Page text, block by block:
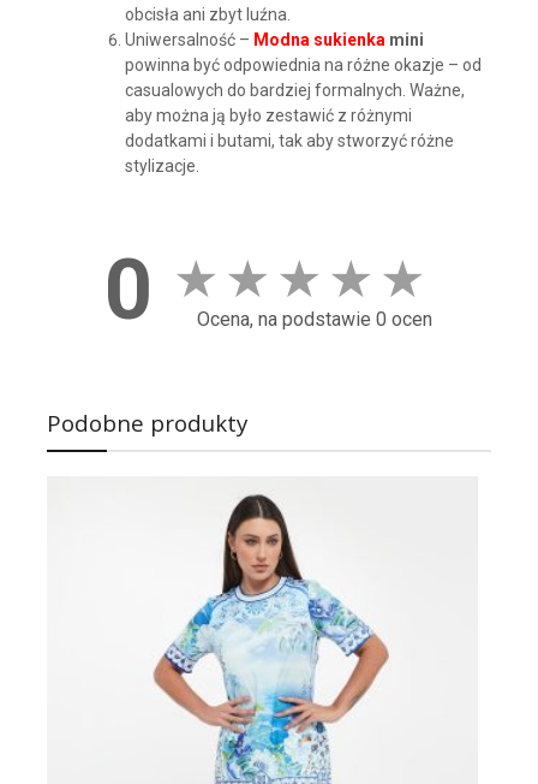
obcisła ani zbyt luźna.
Uniwersalność – Modna sukienka mini
powinna być odpowiednia na różne okazje – od
casualowych do bardziej formalnych. Ważne,
aby można ją było zestawić z różnymi
dodatkami i butami, tak aby stworzyć różne
stylizacje.
0 ★ ★ ★ ★ ★
Ocena, na podstawie 0 ocen
Podobne produkty